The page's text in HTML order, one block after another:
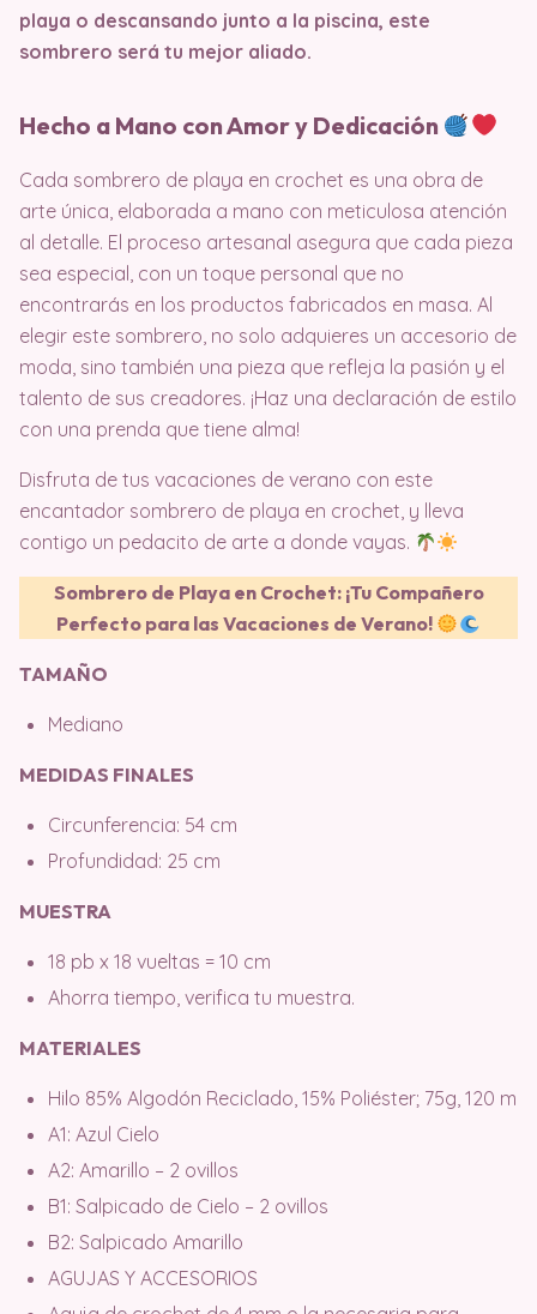
playa o descansando junto a la piscina, este
sombrero será tu mejor aliado.
Hecho a Mano con Amor y Dedicación
Cada sombrero de playa en crochet es una obra de
arte única, elaborada a mano con meticulosa atención
al detalle. El proceso artesanal asegura que cada pieza
sea especial, con un toque personal que no
encontrarás en los productos fabricados en masa. Al
elegir este sombrero, no solo adquieres un accesorio de
moda, sino también una pieza que refleja la pasión y el
talento de sus creadores. ¡Haz una declaración de estilo
con una prenda que tiene alma!
Disfruta de tus vacaciones de verano con este
encantador sombrero de playa en crochet, y lleva
contigo un pedacito de arte a donde vayas.
Sombrero de Playa en Crochet: ¡Tu Compañero
Perfecto para las Vacaciones de Verano!
TAMAÑO
Mediano
MEDIDAS FINALES
Circunferencia: 54 cm
Profundidad: 25 cm
MUESTRA
18 pb x 18 vueltas = 10 cm
Ahorra tiempo, verifica tu muestra.
MATERIALES
Hilo 85% Algodón Reciclado, 15% Poliéster; 75g, 120 m
A1: Azul Cielo
A2: Amarillo – 2 ovillos
B1: Salpicado de Cielo – 2 ovillos
B2: Salpicado Amarillo
AGUJAS Y ACCESORIOS